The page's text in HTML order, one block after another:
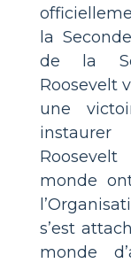
la
de la
Roosevelt
une
monde
s’est
monde